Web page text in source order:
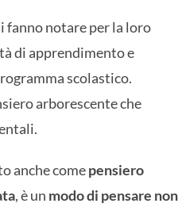
fanno notare per la loro
di apprendimento e
scolastico.
arborescente che
anche comepensiero
, è un modo di pensare non